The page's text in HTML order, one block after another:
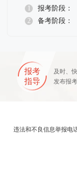
1 报考阶段：
2
备考阶段：
报考
指导
及时、
发布报
违法和不良信息举报电